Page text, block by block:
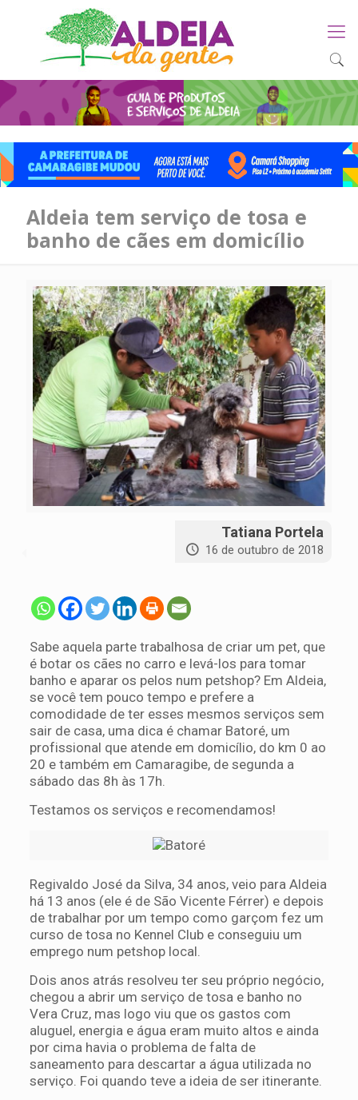
Aldeia tem serviço de tosa e
banho de cães em domicílio
Tatiana Portela
16 de outubro de 2018
Sabe aquela parte trabalhosa de criar um pet, que
é botar os cães no carro e levá-los para tomar
banho e aparar os pelos num petshop? Em Aldeia,
se você tem pouco tempo e prefere a
comodidade de ter esses mesmos serviços sem
sair de casa, uma dica é chamar Batoré, um
profissional que atende em domicílio, do km 0 ao
20 e também em Camaragibe, de segunda a
sábado das 8h às 17h.
Testamos os serviços e recomendamos!
Regivaldo José da Silva, 34 anos, veio para Aldeia
há 13 anos (ele é de São Vicente Férrer) e depois
de trabalhar por um tempo como garçom fez um
curso de tosa no Kennel Club e conseguiu um
emprego num petshop local.
Dois anos atrás resolveu ter seu próprio negócio,
chegou a abrir um serviço de tosa e banho no
Vera Cruz, mas logo viu que os gastos com
aluguel, energia e água eram muito altos e ainda
por cima havia o problema de falta de
saneamento para descartar a água utilizada no
serviço. Foi quando teve a ideia de ser itinerante.